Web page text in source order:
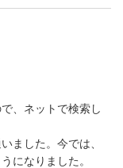
、ネットで検索し
ました。今では、
になりました。